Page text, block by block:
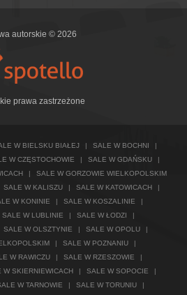
autorskie © 2026
prawa zastrzeżone
W BIELSKU BIAŁEJ | SALE W BOCHNI
|
W CZĘSTOCHOWIE | SALE W GDAŃSKU
|
|
SALE W GORZOWIE WIELKOPOLSKIM
SALE W KALISZU | SALE W KATOWICACH
|
W KONINIE | SALE W KOSZALINIE
|
SALE W LUBLINIE | SALE W ŁODZI
|
SALE W OLSZTYNIE | SALE W OPOLU
|
| SALE W POZNANIU
|
W RAWICZU | SALE W RZESZOWIE
|
W SKIERNIEWICACH | SALE W SOPOCIE
|
W TARNOWIE | SALE W TORUNIU |